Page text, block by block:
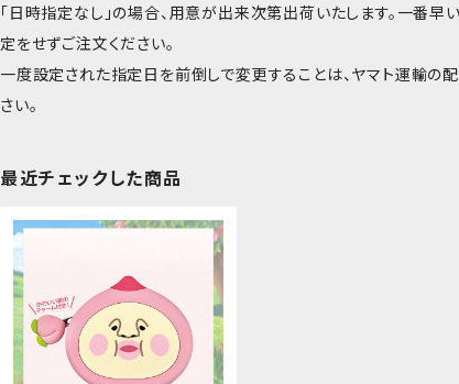
「日時指定なし」の場合、用意が出来次第出荷いたします。一番
定をせずご注文ください。
一度設定された指定日を前倒しで変更することは、ヤマト運輸の
さい。
最近チェックした商品